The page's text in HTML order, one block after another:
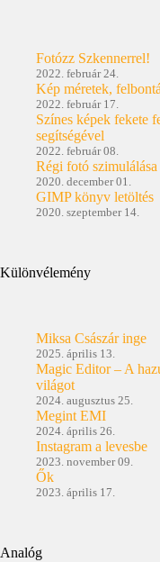
Fotózz Szkennerrel!
2022. február 24.
Kép méretek,
2022. február 17.
Színes képek fekete
segítségével
2022. február 08.
Régi fotó
2020. december 01.
GIMP könyv letöltés
2020. szeptember 14.
Különvélemény
Miksa Császár inge
2025. április 13.
Magic Editor – A
világot
2024. augusztus 25.
Megint EMI
2024. április 26.
Instagram a levesbe
2023. november 09.
Ők
2023. április 17.
Analóg